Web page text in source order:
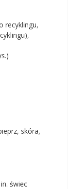
recyklingu,
skóra,
świec